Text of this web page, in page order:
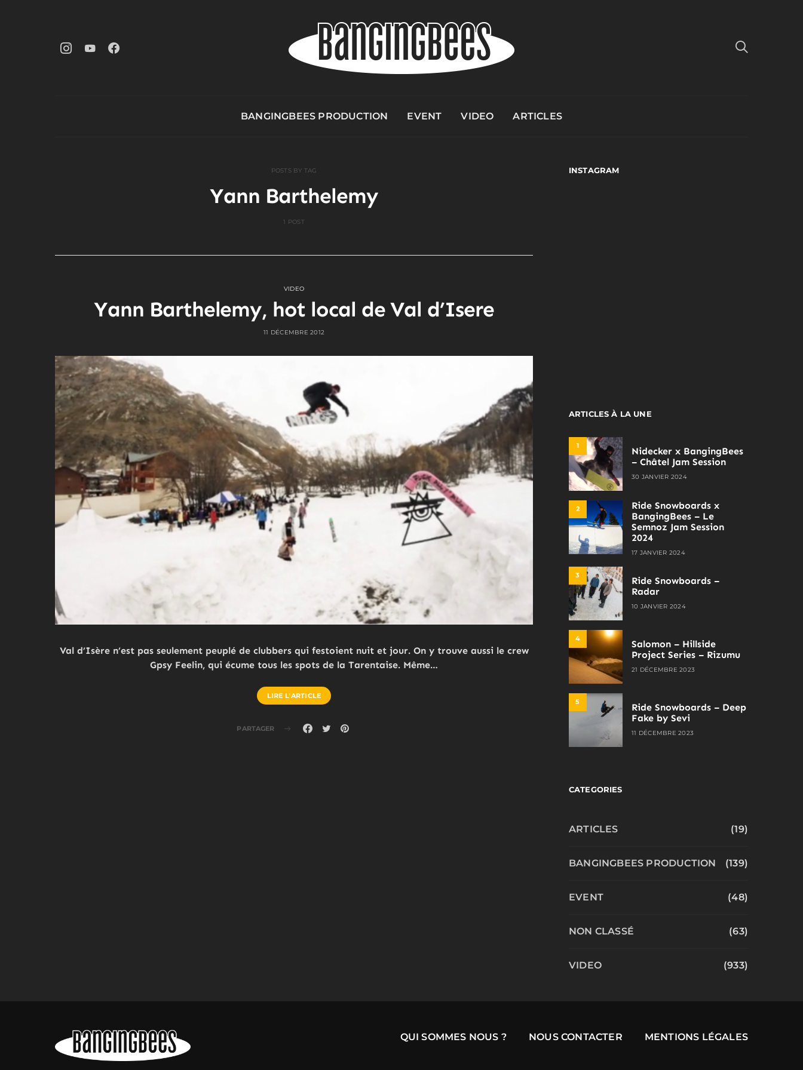
BANGINGBEES PRODUCTION EVENT VIDEO ARTICLES
POSTS BY TAG
Yann Barthelemy
1 POST
VIDEO
Yann Barthelemy, hot local de Val d’Isere
11 DÉCEMBRE 2012
Val d’Isère n’est pas seulement peuplé de clubbers qui festoient nuit et jour. On y trouve aussi le crew
Gpsy Feelin, qui écume tous les spots de la Tarentaise. Même…
LIRE L'ARTICLE
PARTAGER
INSTAGRAM
ARTICLES À LA UNE
1
Nidecker x BangingBees
– Châtel Jam Session
30 JANVIER 2024
2
Ride Snowboards x
BangingBees – Le
Semnoz Jam Session
2024
17 JANVIER 2024
3
Ride Snowboards –
Radar
10 JANVIER 2024
4
Salomon – Hillside
Project Series – Rizumu
21 DÉCEMBRE 2023
5
Ride Snowboards – Deep
Fake by Sevi
11 DÉCEMBRE 2023
CATEGORIES
ARTICLES (19)
BANGINGBEES PRODUCTION (139)
EVENT (48)
NON CLASSÉ (63)
VIDEO (933)
QUI SOMMES NOUS ? NOUS CONTACTER MENTIONS LÉGALES